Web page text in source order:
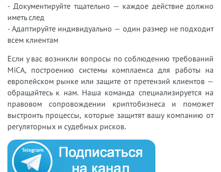
- Документируйте тщательно — каждое действие должно
иметь след
- Адаптируйте индивидуально — один размер не подходит
всем клиентам
Если у вас возникли вопросы по соблюдению требований
MiCA, построению системы комплаенса для работы на
европейском рынке или защите от претензий клиентов —
обращайтесь к нам. Наша команда специализируется на
правовом сопровождении криптобизнеса и поможет
выстроить процессы, которые защитят вашу компанию от
регуляторных и судебных рисков.